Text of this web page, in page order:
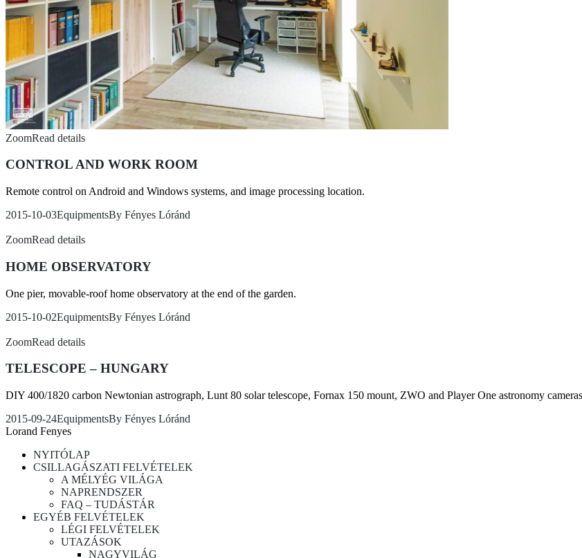
ZoomRead details
CONTROL AND WORK ROOM
Remote control on Android and Windows systems, and image processing location.
2015-10-03EquipmentsBy Fényes Lóránd
ZoomRead details
HOME OBSERVATORY
One pier, movable-roof home observatory at the end of the garden.
2015-10-02EquipmentsBy Fényes Lóránd
ZoomRead details
TELESCOPE – HUNGARY
DIY 400/1820 carbon Newtonian astrograph, Lunt 80 solar telescope, Fornax 150 mount, ZWO and Player One astronomy
2015-09-24EquipmentsBy Fényes Lóránd
Lorand Fenyes
NYITÓLAP
CSILLAGÁSZATI FELVÉTELEK
A MÉLYÉG VILÁGA
NAPRENDSZER
FAQ – TUDÁSTÁR
EGYÉB FELVÉTELEK
LÉGI FELVÉTELEK
UTAZÁSOK
NAGYVILÁG